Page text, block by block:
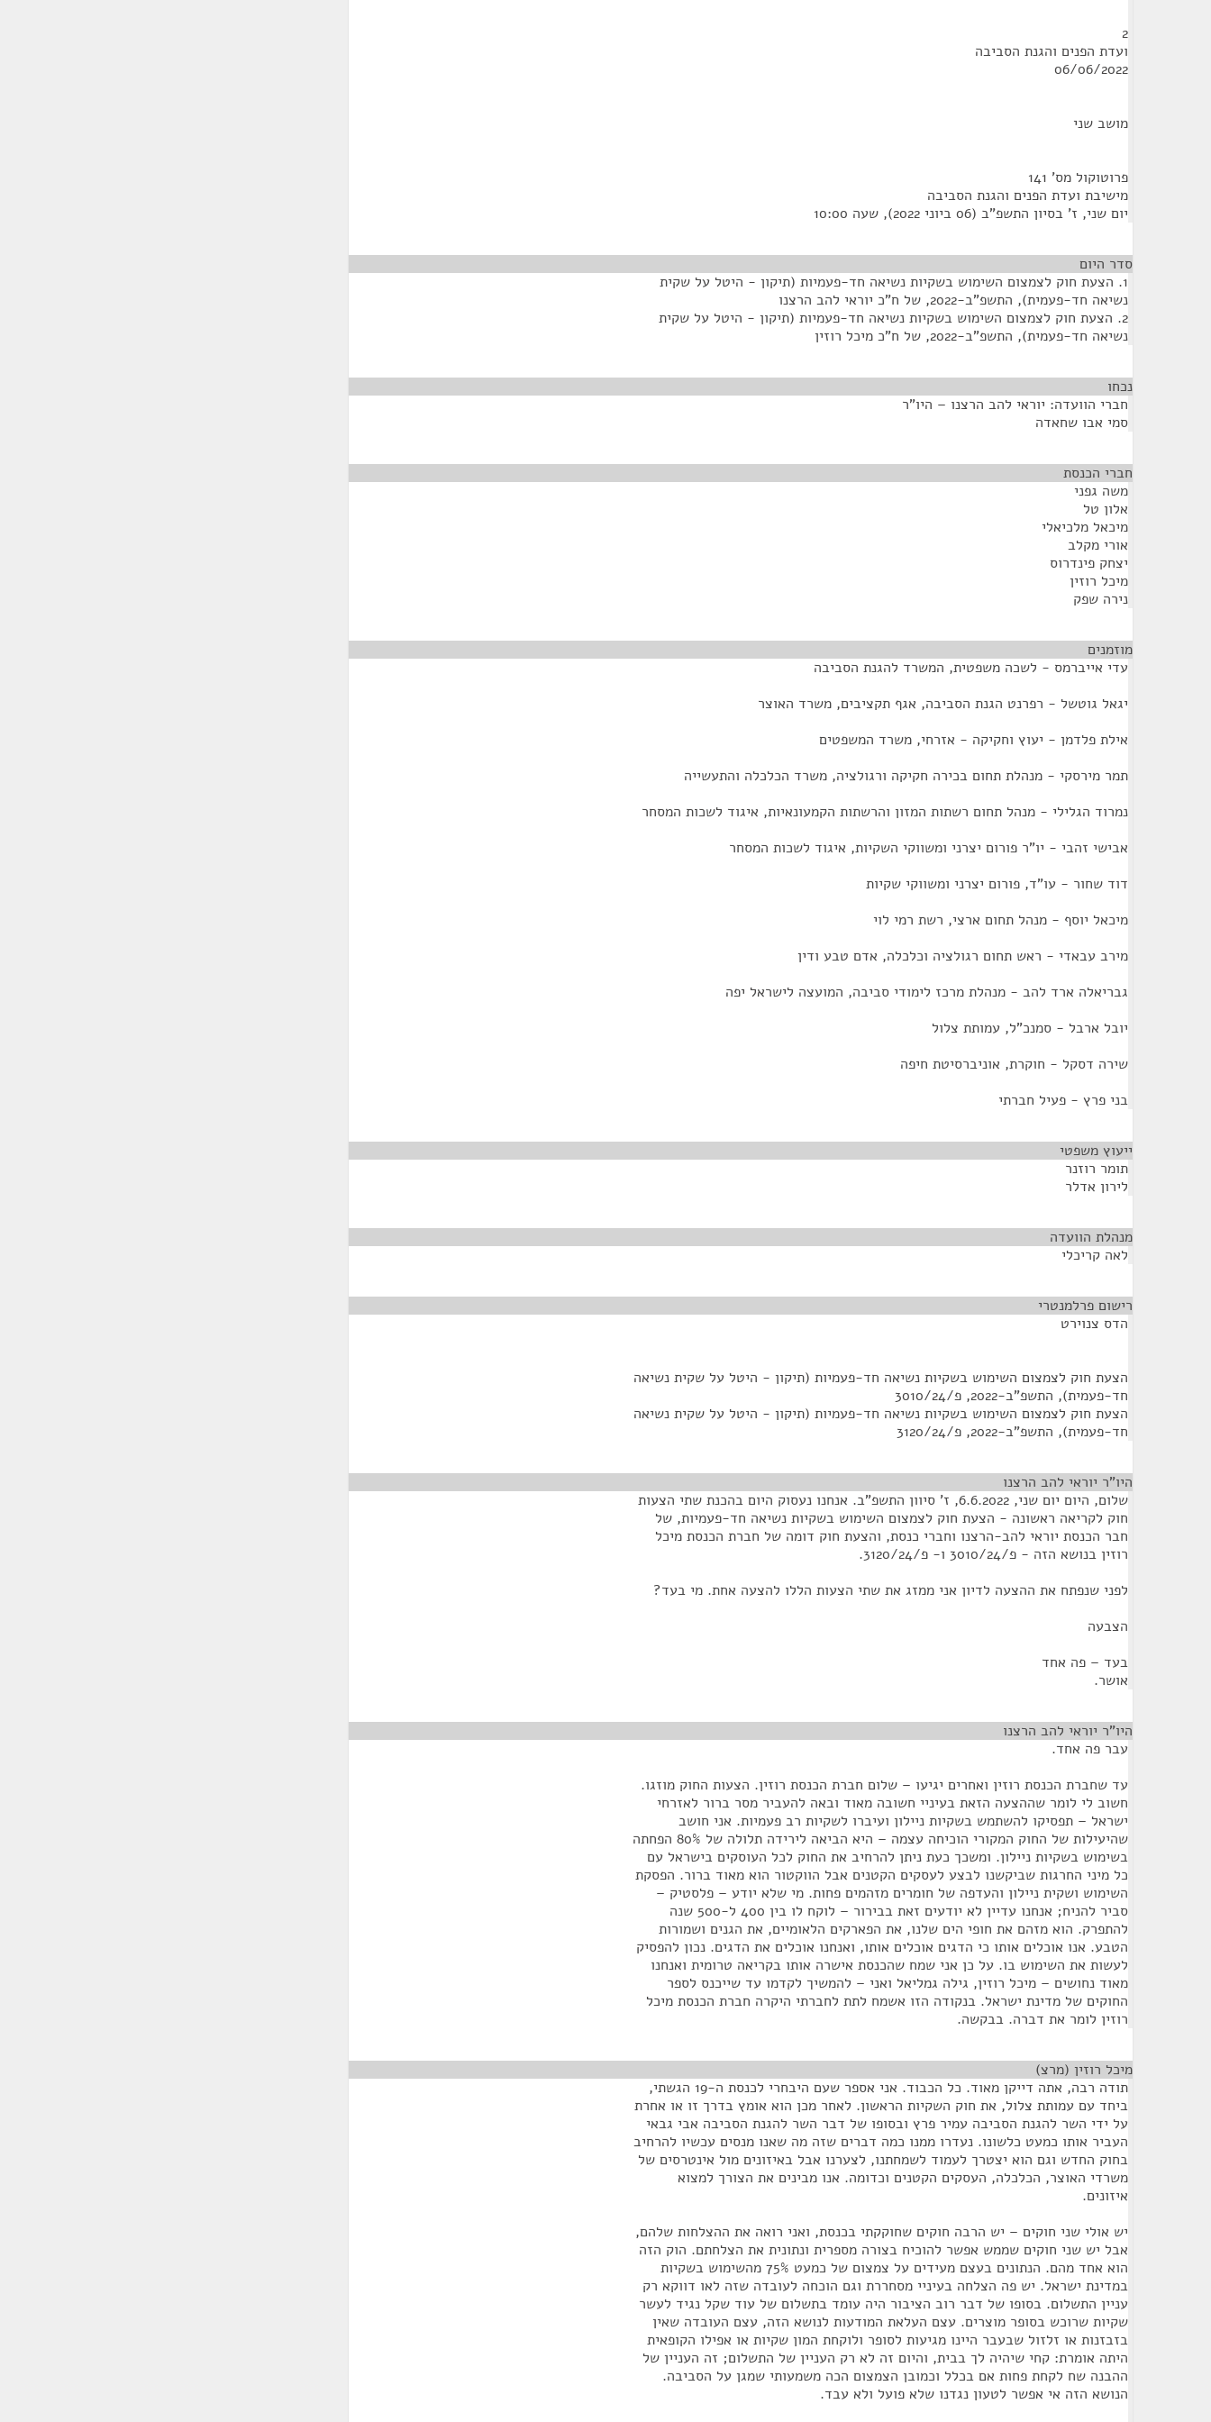
2
ועדת הפנים והגנת הסביבה
06/06/2022
מושב שני
פרוטוקול מס' 141
מישיבת ועדת הפנים והגנת הסביבה
יום שני, ז' בסיון התשפ"ב (06 ביוני 2022), שעה 10:00
סדר היום
1. הצעת חוק לצמצום השימוש בשקיות נשיאה חד-פעמיות (תיקון - היטל על שקית
נשיאה חד-פעמית), התשפ"ב-2022, של ח"כ יוראי להב הרצנו
2. הצעת חוק לצמצום השימוש בשקיות נשיאה חד-פעמיות (תיקון - היטל על שקית
נשיאה חד-פעמית), התשפ"ב-2022, של ח"כ מיכל רוזין
נכחו
חברי הוועדה: יוראי להב הרצנו – היו"ר
סמי אבו שחאדה
חברי הכנסת
משה גפני
אלון טל
מיכאל מלכיאלי
אורי מקלב
יצחק פינדרוס
מיכל רוזין
נירה שפק
מוזמנים
עדי אייברמס - לשכה משפטית, המשרד להגנת הסביבה
יגאל גוטשל - רפרנט הגנת הסביבה, אגף תקציבים, משרד האוצר
אילת פלדמן - יעוץ וחקיקה - אזרחי, משרד המשפטים
תמר מירסקי - מנהלת תחום בכירה חקיקה ורגולציה, משרד הכלכלה והתעשייה
נמרוד הגלילי - מנהל תחום רשתות המזון והרשתות הקמעונאיות, איגוד לשכות המסחר
אבישי זהבי - יו"ר פורום יצרני ומשווקי השקיות, איגוד לשכות המסחר
דוד שחור - עו"ד, פורום יצרני ומשווקי שקיות
מיכאל יוסף - מנהל תחום ארצי, רשת רמי לוי
מירב עבאדי - ראש תחום רגולציה וכלכלה, אדם טבע ודין
גבריאלה ארד להב - מנהלת מרכז לימודי סביבה, המועצה לישראל יפה
יובל ארבל - סמנכ"ל, עמותת צלול
שירה דסקל - חוקרת, אוניברסיטת חיפה
בני פרץ - פעיל חברתי
ייעוץ משפטי
תומר רוזנר
לירון אדלר
מנהלת הוועדה
לאה קריכלי
רישום פרלמנטרי
הדס צנוירט
הצעת חוק לצמצום השימוש בשקיות נשיאה חד-פעמיות (תיקון - היטל על שקית נשיאה
חד-פעמית), התשפ"ב-2022, פ/3010/24
הצעת חוק לצמצום השימוש בשקיות נשיאה חד-פעמיות (תיקון - היטל על שקית נשיאה
חד-פעמית), התשפ"ב-2022, פ/3120/24
היו"ר יוראי להב הרצנו
שלום, היום יום שני, 6.6.2022, ז' סיוון התשפ"ב. אנחנו נעסוק היום בהכנת שתי הצעות
חוק לקריאה ראשונה - הצעת חוק לצמצום השימוש בשקיות נשיאה חד-פעמיות, של
חבר הכנסת יוראי להב-הרצנו וחברי כנסת, והצעת חוק דומה של חברת הכנסת מיכל
רוזין בנושא הזה - פ/3010/24 ו- פ/3120/24.
לפני שנפתח את ההצעה לדיון אני ממזג את שתי הצעות הללו להצעה אחת. מי בעד?
הצבעה
בעד – פה אחד
אושר.
היו"ר יוראי להב הרצנו
עבר פה אחד.
עד שחברת הכנסת רוזין ואחרים יגיעו – שלום חברת הכנסת רוזין. הצעות החוק מוזגו.
חשוב לי לומר שההצעה הזאת בעיניי חשובה מאוד ובאה להעביר מסר ברור לאזרחי
ישראל – תפסיקו להשתמש בשקיות ניילון ועיברו לשקיות רב פעמיות. אני חושב
שהיעילות של החוק המקורי הוכיחה עצמה – היא הביאה לירידה תלולה של 80% הפחתה
בשימוש בשקיות ניילון. ומשכך כעת ניתן להרחיב את החוק לכל העוסקים בישראל עם
כל מיני החרגות שביקשנו לבצע לעסקים הקטנים אבל הווקטור הוא מאוד ברור. הפסקת
השימוש ושקית ניילון והעדפה של חומרים מזהמים פחות. מי שלא יודע – פלסטיק –
סביר להניח; אנחנו עדיין לא יודעים זאת בבירור – לוקח לו בין 400 ל-500 שנה
להתפרק. הוא מזהם את חופי הים שלנו, את הפארקים הלאומיים, את הגנים ושמורות
הטבע. אנו אוכלים אותו כי הדגים אוכלים אותו, ואנחנו אוכלים את הדגים. נכון להפסיק
לעשות את השימוש בו. על כן אני שמח שהכנסת אישרה אותו בקריאה טרומית ואנחנו
מאוד נחושים – מיכל רוזין, גילה גמליאל ואני – להמשיך לקדמו עד שייכנס לספר
החוקים של מדינת ישראל. בנקודה הזו אשמח לתת לחברתי היקרה חברת הכנסת מיכל
רוזין לומר את דברה. בבקשה.
מיכל רוזין (מרצ)
תודה רבה, אתה דייקן מאוד. כל הכבוד. אני אספר שעם היבחרי לכנסת ה-19 הגשתי,
ביחד עם עמותת צלול, את חוק השקיות הראשון. לאחר מכן הוא אומץ בדרך זו או אחרת
על ידי השר להגנת הסביבה עמיר פרץ ובסופו של דבר השר להגנת הסביבה אבי גבאי
העביר אותו כמעט כלשונו. נעדרו ממנו כמה דברים שזה מה שאנו מנסים עכשיו להרחיב
בחוק החדש וגם הוא יצטרך לעמוד לשמחתנו, לצערנו אבל באיזונים מול אינטרסים של
משרדי האוצר, הכלכלה, העסקים הקטנים וכדומה. אנו מבינים את הצורך למצוא
איזונים.
יש אולי שני חוקים – יש הרבה חוקים שחוקקתי בכנסת, ואני רואה את ההצלחות שלהם,
אבל יש שני חוקים שממש אפשר להוכיח בצורה מספרית ונתונית את הצלחתם. הוק הזה
הוא אחד מהם. הנתונים בעצם מעידים על צמצום של כמעט 75% מהשימוש בשקיות
במדינת ישראל. יש פה הצלחה בעיניי מסחררת וגם הוכחה לעובדה שזה לאו דווקא רק
עניין התשלום. בסופו של דבר רוב הציבור היה עומד בתשלום של עוד שקל נגיד לעשר
שקיות שרוכש בסופר מוצרים. עצם העלאת המודעות לנושא הזה, עצם העובדה שאין
בזבזנות או זלזול שבעבר היינו מגיעות לסופר ולוקחת המון שקיות או אפילו הקופאית
היתה אומרת: קחי שיהיה לך בבית, והיום זה לא רק העניין של התשלום; זה העניין של
ההבנה שח לקחת פחות אם בכלל וכמובן הצמצום הכה משמעותי שמגן על הסביבה.
הנושא הזה אי אפשר לטעון נגדנו שלא פועל ולא עבד.